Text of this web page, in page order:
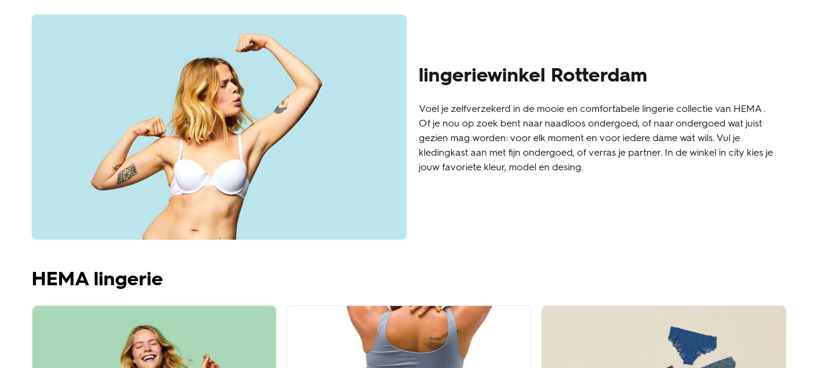
lingeriewinkel Rotterdam
Voel je zelfverzekerd in de mooie en comfortabele lingerie collectie van HEMA .
Of je nou op zoek bent naar naadloos ondergoed, of naar ondergoed wat juist
gezien mag worden: voor elk moment en voor iedere dame wat wils. Vul je
kledingkast aan met fijn ondergoed, of verras je partner. In de winkel in city kies je
jouw favoriete kleur, model en desing.
HEMA lingerie